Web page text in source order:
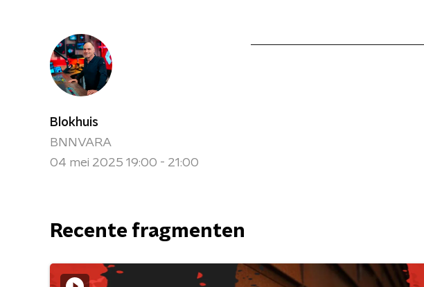
Blokhuis
BNNVARA
04 mei 2025 19:00 - 21:00
Recente fragmenten